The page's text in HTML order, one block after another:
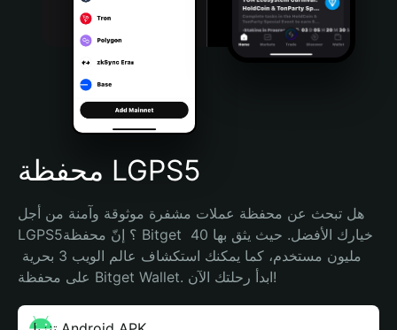
Português (Brasil)
Español (Argentina)
محفظة LGPS5
هل تبحث عن محفظة عملات مشفرة موثوقة وآمنة من أجل
LGPS5؟ إنّ محفظة Bitget خيارك الأفضل. حيث يثق بها 40
على محفظة Bitget Wallet. ابدأ رحلتك الآن!